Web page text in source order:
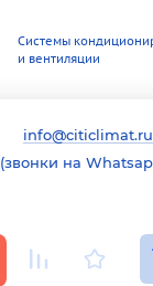
Системы
и вентиляции
info@citiclimat.ru
(звонки на